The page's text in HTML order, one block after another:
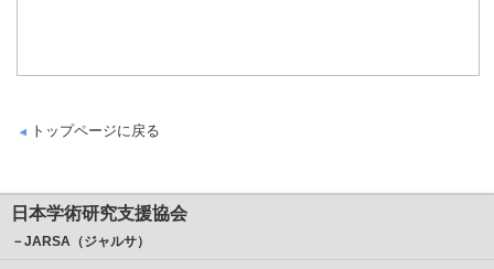
トップページに戻る
日本学術研究支援協会
－JARSA（ジャルサ）